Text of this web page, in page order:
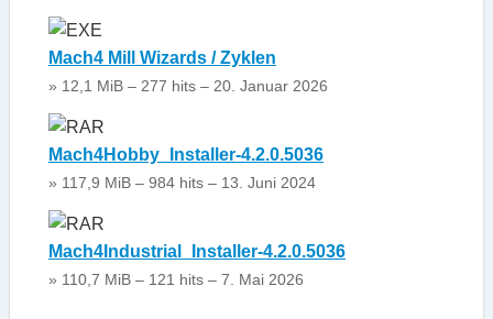
Mach4 Mill Wizards / Zyklen
» 12,1 MiB – 277 hits – 20. Januar 2026
Mach4Hobby_Installer-4.2.0.5036
» 117,9 MiB – 984 hits – 13. Juni 2024
Mach4Industrial_Installer-4.2.0.5036
» 110,7 MiB – 121 hits – 7. Mai 2026